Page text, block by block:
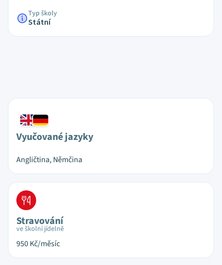
Typ školy
Státní
Vyučované jazyky
Angličtina, Němčina
Stravování
ve školní jídelně
950Kč/měsíc